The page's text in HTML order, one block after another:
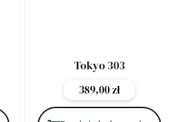
Tokyo 303
389,00zł